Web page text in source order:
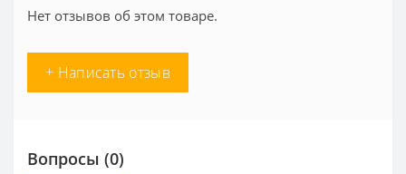
Нет отзывов об этом товаре.
+ Написать отзыв
Вопросы (0)